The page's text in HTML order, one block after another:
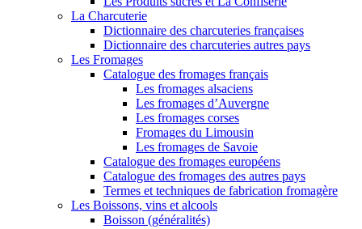
La Charcuterie
Dictionnaire des charcuteries françaises
Dictionnaire des charcuteries autres pays
Les Fromages
Catalogue des fromages français
Les fromages alsaciens
Les fromages d’Auvergne
Les fromages corses
Fromages du Limousin
Les fromages de Savoie
Catalogue des fromages européens
Catalogue des fromages des autres pays
Termes et techniques de fabrication fromagère
Les Boissons, vins et alcools
Boisson (généralités)